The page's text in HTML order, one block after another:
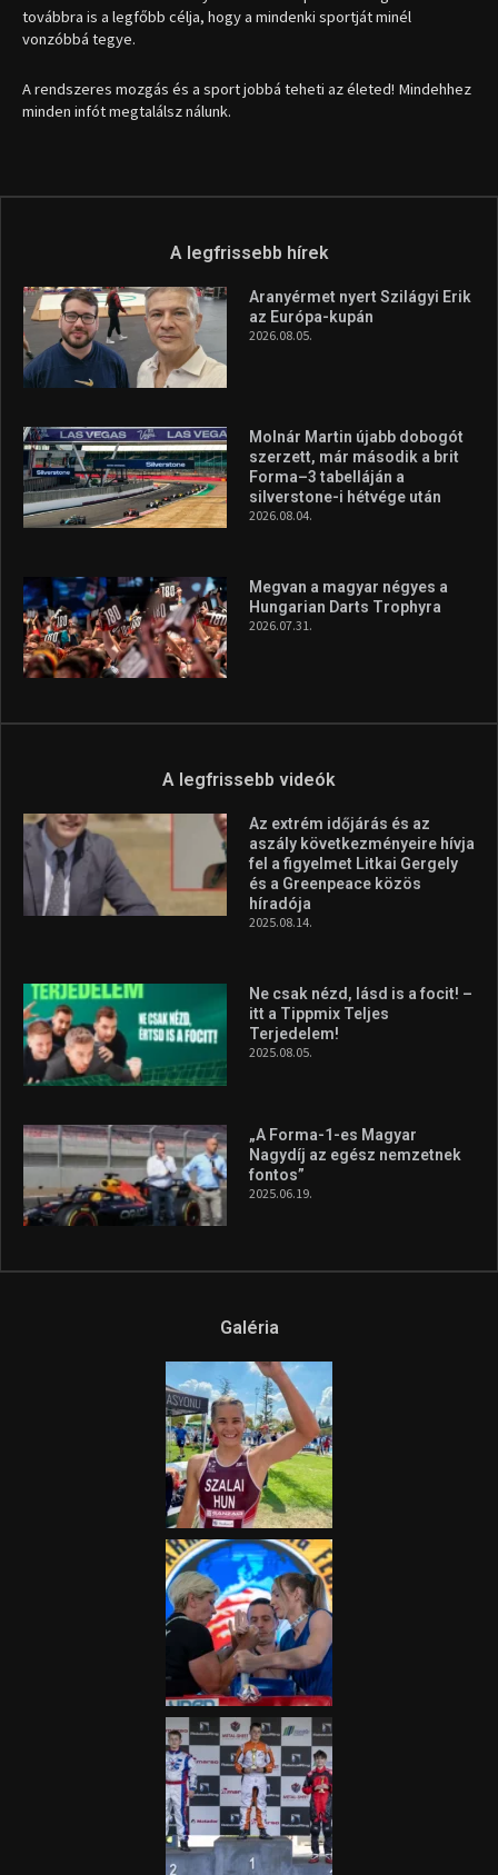
továbbra is a legfőbb célja, hogy a mindenki sportját minél
vonzóbbá tegye.
A rendszeres mozgás és a sport jobbá teheti az életed! Mindehhez
minden infót megtalálsz nálunk.
A legfrissebb hírek
Aranyérmet nyert Szilágyi Erik
az Európa-kupán
2026.08.05.
Molnár Martin újabb dobogót
szerzett, már második a brit
Forma–3 tabelláján a
silverstone-i hétvége után
2026.08.04.
Megvan a magyar négyes a
Hungarian Darts Trophyra
2026.07.31.
A legfrissebb videók
Az extrém időjárás és az
aszály következményeire hívja
fel a figyelmet Litkai Gergely
és a Greenpeace közös
híradója
2025.08.14.
Ne csak nézd, lásd is a focit! –
itt a Tippmix Teljes
Terjedelem!
2025.08.05.
„A Forma-1-es Magyar
Nagydíj az egész nemzetnek
fontos”
2025.06.19.
Galéria